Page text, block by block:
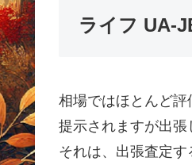
ライフ UA-
相場ではほとんど評
提示されますが出張
それは、出張査定す